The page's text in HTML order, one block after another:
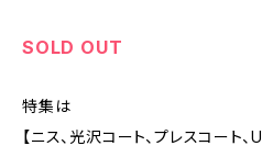
SOLD OUT
特集は
【ニス、光沢コート、プレスコート